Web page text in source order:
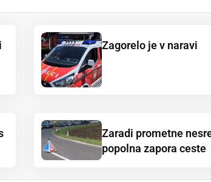
Zagorelo je v naravi
Zaradi prometne
popolna zapora ceste